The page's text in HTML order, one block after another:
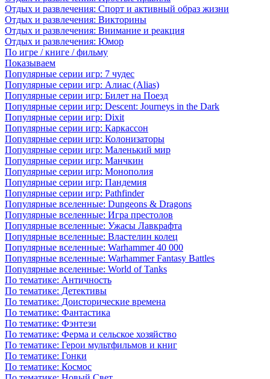
Отдых и развлечения: Спорт и активный образ жизни
Отдых и развлечения: Викторины
Отдых и развлечения: Внимание и реакция
Отдых и развлечения: Юмор
По игре / книге / фильму
Показываем
Популярные серии игр: 7 чудес
Популярные серии игр: Алиас (Alias)
Популярные серии игр: Билет на Поезд
Популярные серии игр: Descent: Journeys in the Dark
Популярные серии игр: Dixit
Популярные серии игр: Каркассон
Популярные серии игр: Колонизаторы
Популярные серии игр: Маленький мир
Популярные серии игр: Манчкин
Популярные серии игр: Монополия
Популярные серии игр: Пандемия
Популярные серии игр: Pathfinder
Популярные вселенные: Dungeons & Dragons
Популярные вселенные: Игра престолов
Популярные вселенные: Ужасы Лавкрафта
Популярные вселенные: Властелин колец
Популярные вселенные: Warhammer 40 000
Популярные вселенные: Warhammer Fantasy Battles
Популярные вселенные: World of Tanks
По тематике: Античность
По тематике: Детективы
По тематике: Доисторические времена
По тематике: Фантастика
По тематике: Фэнтези
По тематике: Ферма и сельское хозяйство
По тематике: Герои мультфильмов и книг
По тематике: Гонки
По тематике: Космос